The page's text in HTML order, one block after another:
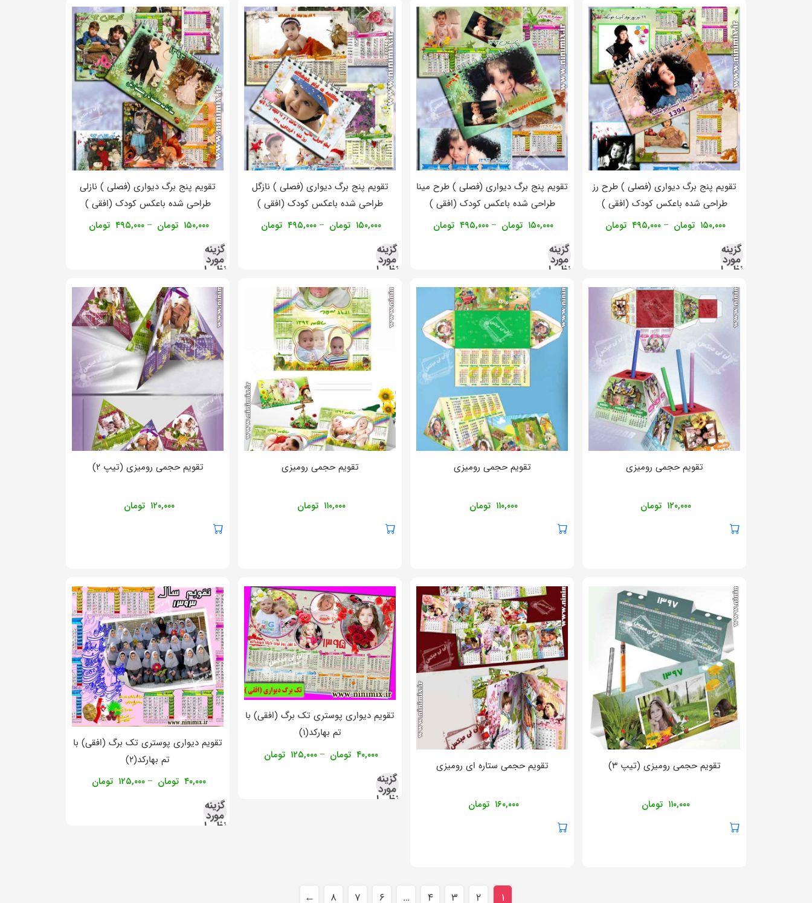
کنید کنید
تقویم پنج برگ دیواری (فصلی ) طرح رز
طراحی شده باعکس کودک (افقی )
۱۵۰,۰۰۰ تومان – ۴۹۵,۰۰۰ تومان
گزینه
مورد
نظر را
کنید
تقویم پنج برگ دیواری (فصلی ) طرح مینا
طراحی شده باعکس کودک (افقی )
۱۵۰,۰۰۰ تومان – ۴۹۵,۰۰۰ تومان
گزینه
مورد
نظر را
کنید
تقویم پنج برگ دیواری (فصلی ) نازگل
طراحی شده باعکس کودک (افقی )
۱۵۰,۰۰۰ تومان – ۴۹۵,۰۰۰ تومان
گزینه
مورد
نظر را
کنید
تقویم پنج برگ دیواری (فصلی ) نازلی
طراحی شده باعکس کودک (افقی )
۱۵۰,۰۰۰ تومان – ۴۹۵,۰۰۰ تومان
گزینه
مورد
نظر را
کنید
تقویم حجمی رومیزی
۱۲۰,۰۰۰ تومان
تقویم حجمی رومیزی
۱۱۰,۰۰۰ تومان
تقویم حجمی رومیزی
۱۱۰,۰۰۰ تومان
تقویم حجمی رومیزی (تیپ ۲)
۱۲۰,۰۰۰ تومان
تقویم حجمی رومیزی (تیپ ۳)
۱۱۰,۰۰۰ تومان
تقویم حجمی ستاره ای رومیزی
۱۶۰,۰۰۰ تومان
تقویم دیواری پوستری تک برگ (افقی) با
تم بهارکد(۱)
۴۰,۰۰۰ تومان – ۱۲۵,۰۰۰ تومان
گزینه
مورد
نظر را
تقویم دیواری پوستری تک برگ (افقی) با
تم بهارکد(۲)
۴۰,۰۰۰ تومان – ۱۲۵,۰۰۰ تومان
گزینه
مورد
نظر را
۱ ۲ ۳ ۴ … ۶ ۷ ۸ ←